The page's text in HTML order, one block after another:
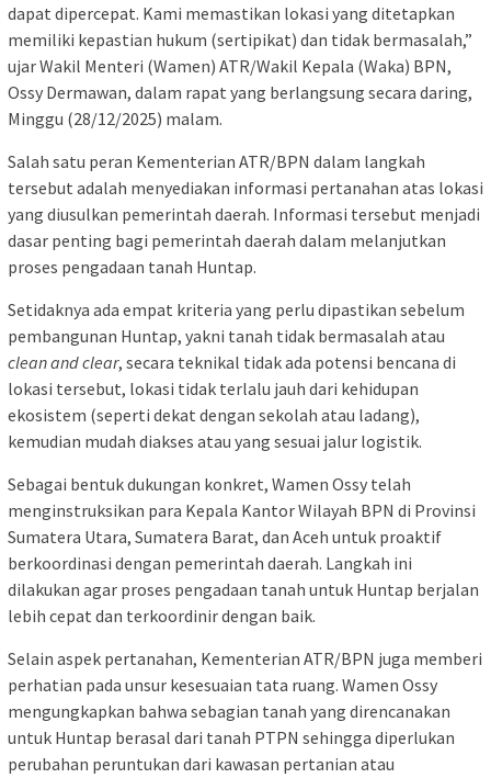
dapat dipercepat. Kami memastikan lokasi yang ditetapkan
memiliki kepastian hukum (sertipikat) dan tidak bermasalah,”
ujar Wakil Menteri (Wamen) ATR/Wakil Kepala (Waka) BPN,
Ossy Dermawan, dalam rapat yang berlangsung secara daring,
Minggu (28/12/2025) malam.
Salah satu peran Kementerian ATR/BPN dalam langkah
tersebut adalah menyediakan informasi pertanahan atas lokasi
yang diusulkan pemerintah daerah. Informasi tersebut menjadi
dasar penting bagi pemerintah daerah dalam melanjutkan
proses pengadaan tanah Huntap.
Setidaknya ada empat kriteria yang perlu dipastikan sebelum
pembangunan Huntap, yakni tanah tidak bermasalah atau
clean and clear, secara teknikal tidak ada potensi bencana di
lokasi tersebut, lokasi tidak terlalu jauh dari kehidupan
ekosistem (seperti dekat dengan sekolah atau ladang),
kemudian mudah diakses atau yang sesuai jalur logistik.
Sebagai bentuk dukungan konkret, Wamen Ossy telah
menginstruksikan para Kepala Kantor Wilayah BPN di Provinsi
Sumatera Utara, Sumatera Barat, dan Aceh untuk proaktif
berkoordinasi dengan pemerintah daerah. Langkah ini
dilakukan agar proses pengadaan tanah untuk Huntap berjalan
lebih cepat dan terkoordinir dengan baik.
Selain aspek pertanahan, Kementerian ATR/BPN juga memberi
perhatian pada unsur kesesuaian tata ruang. Wamen Ossy
mengungkapkan bahwa sebagian tanah yang direncanakan
untuk Huntap berasal dari tanah PTPN sehingga diperlukan
perubahan peruntukan dari kawasan pertanian atau